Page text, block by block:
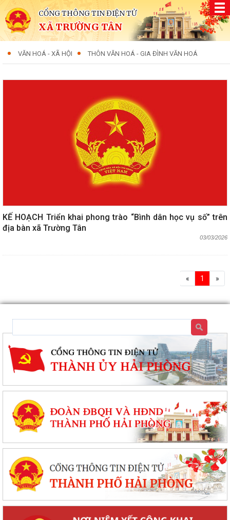
CỔNG THÔNG TIN ĐIỆN TỬ
XÃ TRƯỜNG TÂN
VĂN HOÁ - XÃ HỘI THÔN VĂN HOÁ - GIA ĐÌNH VĂN HOÁ
KẾ HOẠCH Triển khai phong trào “Bình dân học vụ số” trên
địa bàn xã Trường Tân
03/03/2026
« 1 »